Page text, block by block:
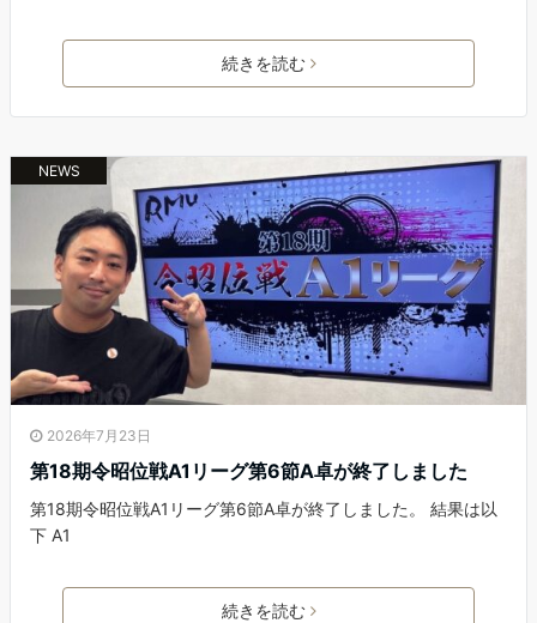
続きを読む
NEWS
2026年7月23日
第18期令昭位戦A1リーグ第6節A卓が終了しました
第18期令昭位戦A1リーグ第6節A卓が終了しました。 結果は以
下 A1
続きを読む